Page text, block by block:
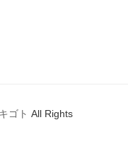
ゴト All Rights